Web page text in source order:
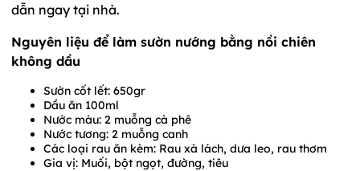
dẫn ngay tại nhà.
Nguyên liệu để làm sườn nướng bằng nồi chiên
không dầu
Sườn cốt lết: 650gr
Dầu ăn 100ml
Nước màu: 2 muỗng cà phê
Nước tương: 2 muỗng canh
Các loại rau ăn kèm: Rau xà lách, dưa leo, rau thơm
Gia vị: Muối, bột ngọt, đường, tiêu